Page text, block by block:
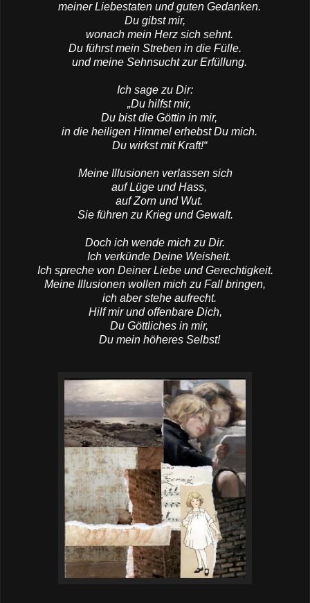
meiner Liebestaten und guten Gedanken.
Du gibst mir,
wonach mein Herz sich sehnt.
Du führst mein Streben in die Fülle.
und meine Sehnsucht zur Erfüllung.
Ich sage zu Dir:
„Du hilfst mir,
Du bist die Göttin in mir,
in die heiligen Himmel erhebst Du mich.
Du wirkst mit Kraft!“
Meine Illusionen verlassen sich
auf Lüge und Hass,
auf Zorn und Wut.
Sie führen zu Krieg und Gewalt.
Doch ich wende mich zu Dir.
Ich verkünde Deine Weisheit.
Ich spreche von Deiner Liebe und Gerechtigkeit.
Meine Illusionen wollen mich zu Fall bringen,
ich aber stehe aufrecht.
Hilf mir und offenbare Dich,
Du Göttliches in mir,
Du mein höheres Selbst!